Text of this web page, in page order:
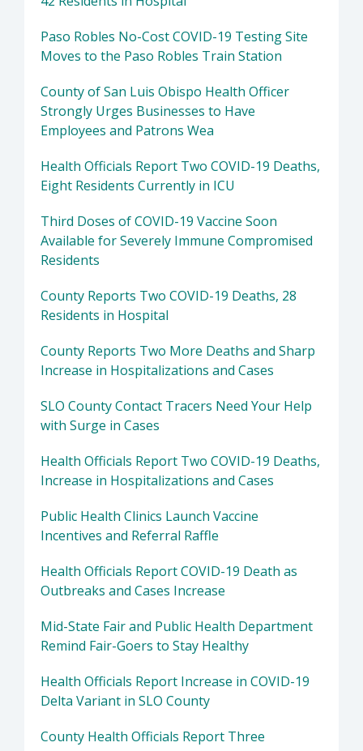
Paso Robles No-Cost COVID-19 Testing Site
Moves to the Paso Robles Train Station
County of San Luis Obispo Health Officer
Strongly Urges Businesses to Have
Employees and Patrons Wea
Health Officials Report Two COVID-19 Deaths,
Eight Residents Currently in ICU
Third Doses of COVID-19 Vaccine Soon
Available for Severely Immune Compromised
Residents
County Reports Two COVID-19 Deaths, 28
Residents in Hospital
County Reports Two More Deaths and Sharp
Increase in Hospitalizations and Cases
SLO County Contact Tracers Need Your Help
with Surge in Cases
Health Officials Report Two COVID-19 Deaths,
Increase in Hospitalizations and Cases
Public Health Clinics Launch Vaccine
Incentives and Referral Raffle
Health Officials Report COVID-19 Death as
Outbreaks and Cases Increase
Mid-State Fair and Public Health Department
Remind Fair-Goers to Stay Healthy
Health Officials Report Increase in COVID-19
Delta Variant in SLO County
County Health Officials Report Three